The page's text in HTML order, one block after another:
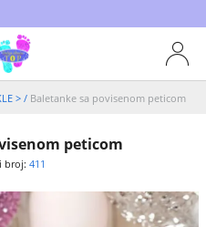
>/ Baletanke sa povisenom peticom
peticom
broj: 411